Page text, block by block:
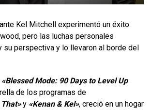
Kel Mitchell experimentó un éxito
pero las luchas personales
su perspectiva y lo llevaron al borde del
«Blessed Mode: 90 Days to Level Up
de los programas de
y «Kenan & Kel», creció en un hogar